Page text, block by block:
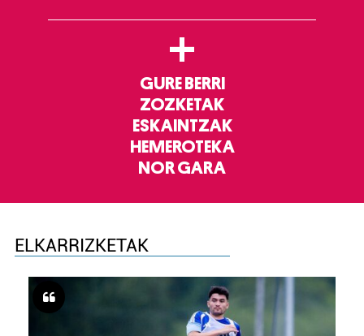
+
GURE BERRI
ZOZKETAK
ESKAINTZAK
HEMEROTEKA
NOR GARA
ELKARRIZKETAK